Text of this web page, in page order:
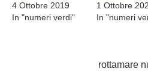
4 Ottobre 2019
In "numeri verdi"
1 Ottobre
In "numeri
rottamare